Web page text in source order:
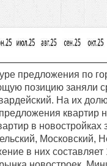
предложения по
позицию заняли
На их
квартир
в
Московский,
в них составляет